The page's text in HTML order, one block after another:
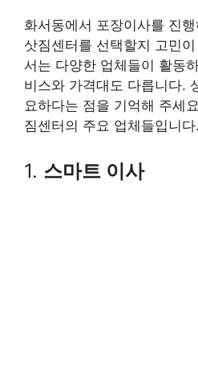
화서동에서 포장이사를 진
삿짐센터를 선택할지 고민
서는 다양한 업체들이 활동
비스와 가격대도 다릅니다.
요하다는 점을 기억해 주세
짐센터의 주요 업체들입니다.
1. 스마트 이사